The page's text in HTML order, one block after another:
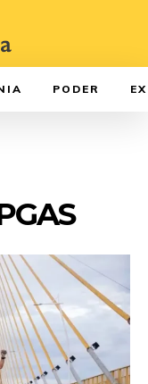
PODER